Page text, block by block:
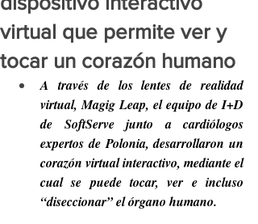
virtual que permite ver y
tocar un corazón humano
A través de los lentes de realidad
virtual, Magig Leap, el equipo de I+D
de SoftServe junto a cardiólogos
expertos de Polonia, desarrollaron un
corazón virtual interactivo, mediante el
cual se puede tocar, ver e incluso
“diseccionar” el órgano humano.